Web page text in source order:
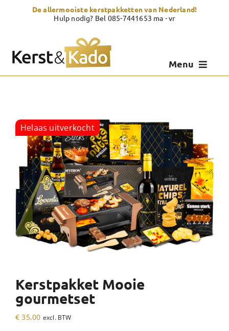
De allermooiste kerstpakketten van Nederland!
Hulp nodig? Bel 085-7441653 ma - vr
Menu
Zelf samenstellen
Showroom
Over Kerst & Kado
Helaas uitverkocht
Kerstpakket Mooie
gourmetset
€ 35,00 excl. BTW